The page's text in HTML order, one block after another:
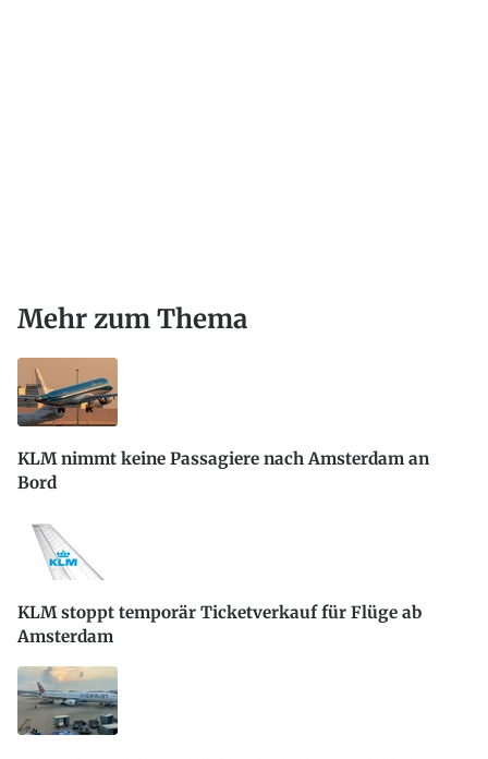
Mehr zum Thema
KLM nimmt keine Passagiere nach Amsterdam an
Bord
KLM stoppt temporär Ticketverkauf für Flüge ab
Amsterdam